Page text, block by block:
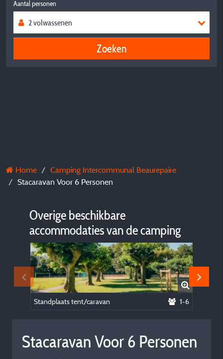
Aantal personen
Zoeken
Home
Camping Intercommunal Beaurepaire
Stacaravan Voor 6 Personen
Overige beschikbare
accommodaties van de camping
Standplaats tent/caravan 1-6
Stacaravan Voor 6 Personen